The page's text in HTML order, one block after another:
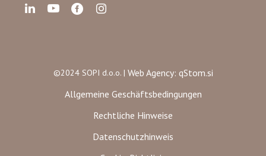
©2024 SOPI d.o.o. | Web Agency: qStom.si
Allgemeine Geschäftsbedingungen
Rechtliche Hinweise
Datenschutzhinweis